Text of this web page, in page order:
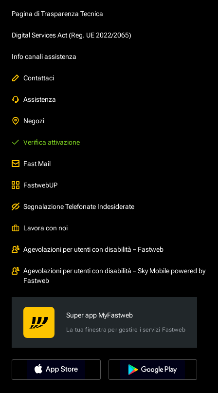
Pagina di Trasparenza Tecnica
Digital Services Act (Reg. UE 2022/2065)
Info canali assistenza
Contattaci
Assistenza
Negozi
Verifica attivazione
Fast Mail
FastwebUP
Segnalazione Telefonate Indesiderate
Lavora con noi
Agevolazioni per utenti con disabilità – Fastweb
Agevolazioni per utenti con disabilità – Sky Mobile powered by
Fastweb
Super app MyFastweb
La tua finestra per gestire i servizi Fastweb